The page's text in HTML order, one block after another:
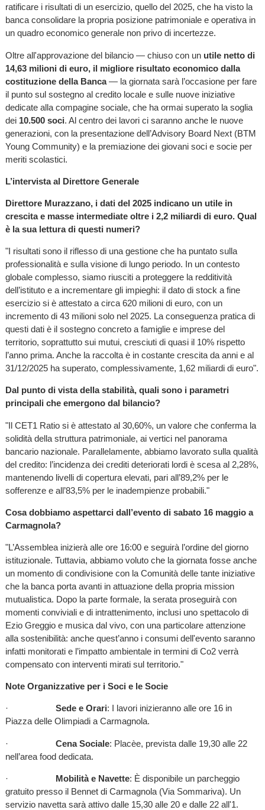
ratificare i risultati di un esercizio, quello del 2025, che ha visto la
banca consolidare la propria posizione patrimoniale e operativa in
un quadro economico generale non privo di incertezze.
Oltre all'approvazione del bilancio — chiuso con un utile netto di
14,63 milioni di euro, il migliore risultato economico dalla
costituzione della Banca— la giornata sarà l’occasione per fare
il punto sul sostegno al credito locale e sulle nuove iniziative
dedicate alla compagine sociale, che ha ormai superato la soglia
dei 10.500 soci. Al centro dei lavori ci saranno anche le nuove
generazioni, con la presentazione dell’Advisory Board Next (BTM
Young Community) e la premiazione dei giovani soci e socie per
meriti scolastici.
L’intervista al Direttore Generale
Direttore Murazzano, i dati del 2025 indicano un utile in
crescita e masse intermediate oltre i 2,2 miliardi di euro. Qual
è la sua lettura di questi numeri?
"I risultati sono il riflesso di una gestione che ha puntato sulla
professionalità e sulla visione di lungo periodo. In un contesto
globale complesso, siamo riusciti a proteggere la redditività
dell’istituto e a incrementare gli impieghi: il dato di stock a fine
esercizio si è attestato a circa 620 milioni di euro, con un
incremento di 43 milioni solo nel 2025. La conseguenza pratica di
questi dati è il sostegno concreto a famiglie e imprese del
territorio, soprattutto sui mutui, cresciuti di quasi il 10% rispetto
l’anno prima. Anche la raccolta è in costante crescita da anni e al
31/12/2025 ha superato, complessivamente, 1,62 miliardi di euro".
Dal punto di vista della stabilità, quali sono i parametri
principali che emergono dal bilancio?
"Il CET1 Ratio si è attestato al 30,60%, un valore che conferma la
solidità della struttura patrimoniale, ai vertici nel panorama
bancario nazionale. Parallelamente, abbiamo lavorato sulla qualità
del credito: l’incidenza dei crediti deteriorati lordi è scesa al 2,28%,
mantenendo livelli di copertura elevati, pari all’89,2% per le
sofferenze e all’83,5% per le inadempienze probabili."
Cosa dobbiamo aspettarci dall’evento di sabato 16 maggio a
Carmagnola?
"L’Assemblea inizierà alle ore 16:00 e seguirà l’ordine del giorno
istituzionale. Tuttavia, abbiamo voluto che la giornata fosse anche
un momento di condivisione con la Comunità delle tante iniziative
che la banca porta avanti in attuazione della propria mission
mutualistica. Dopo la parte formale, la serata proseguirà con
momenti conviviali e di intrattenimento, inclusi uno spettacolo di
Ezio Greggio e musica dal vivo, con una particolare attenzione
alla sostenibilità: anche quest’anno i consumi dell'evento saranno
infatti monitorati e l’impatto ambientale in termini di Co2 verrà
compensato con interventi mirati sul territorio."
Note Organizzative per i Soci e le Socie
· Sede e Orari: I lavori inizieranno alle ore 16 in
Piazza delle Olimpiadi a Carmagnola.
· Cena Sociale: Placèe, prevista dalle 19,30 alle 22
nell’area food dedicata.
· Mobilità e Navette: È disponibile un parcheggio
gratuito presso il Bennet di Carmagnola (Via Sommariva). Un
servizio navetta sarà attivo dalle 15,30 alle 20 e dalle 22 all'1.